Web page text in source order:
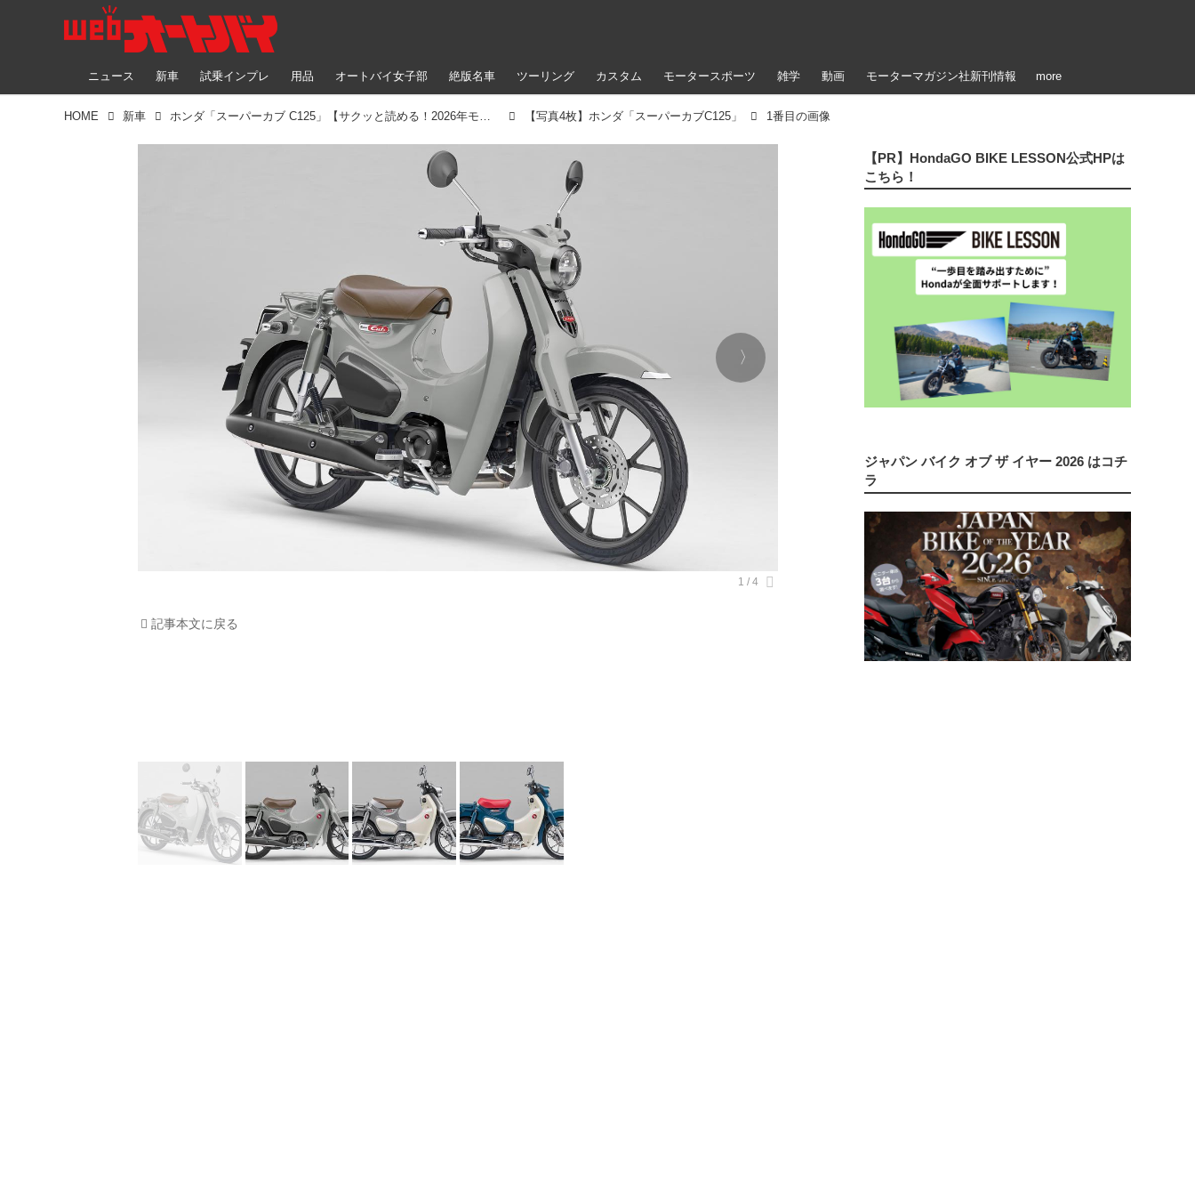
ニュース 新車 試乗インプレ 用品 オートバイ女子部 絶版名車 ツーリング カスタム モータースポーツ 雑学 動画 モーターマガジン社新刊情報 more
HOME 新車 ホンダ「スーパーカブ C125」【サクッと読める！2026年モデル国産車図鑑】 【写真4枚】ホンダ「スーパーカブC125」 1番目の画像
記事本文に戻る
【PR】HondaGO BIKE LESSON公式HPは
こちら！
ジャパン バイク オブ ザ イヤー 2026 はコチ
ラ